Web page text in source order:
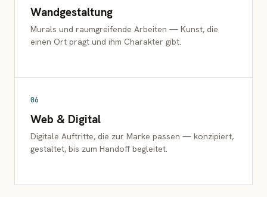
Wandgestaltung
Murals und raumgreifende Arbeiten — Kunst, die
einen Ort prägt und ihm Charakter gibt.
06
Web & Digital
Digitale Auftritte, die zur Marke passen — konzipiert,
gestaltet, bis zum Handoff begleitet.